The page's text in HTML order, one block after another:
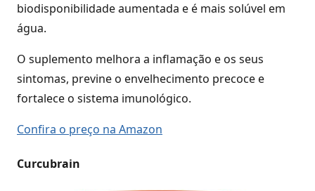
biodisponibilidade aumentada e é mais solúvel em
água.
O suplemento melhora a inflamação e os seus
sintomas, previne o envelhecimento precoce e
fortalece o sistema imunológico.
Confira o preço na Amazon
Curcubrain